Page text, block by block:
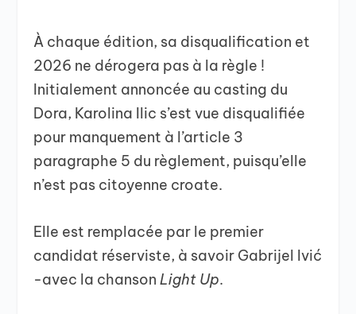
À chaque édition, sa disqualification et
2026 ne dérogera pas à la règle !
Initialement annoncée au casting du
Dora, Karolina Ilic s’est vue disqualifiée
pour manquement à l’article 3
paragraphe 5 du règlement, puisqu’elle
n’est pas citoyenne croate.
Elle est remplacée par le premier
candidat réserviste, à savoir Gabrijel Ivić
-avec la chansonLight Up.